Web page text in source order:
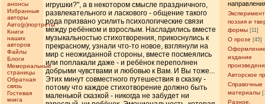
анонсы
Избранные
авторы
Авто(р)портреты
Книги
наших
авторов
Файлы
Блоги
Мемориальные
страницы
Обратная
связь
Гостевая
книга
поэзия и
формы [11]
О прозе [45]
издание
Авторское
Справочные
материалы
Разное,
игрушки?", а в некотором смысле праздничного,
развлекательного и ласкового - общение такого
рода призвано усилить психологические связи
между ребёнком и взрослым. Насладились вместе
музыкальностью стихотворения, прикоснулись к
прекрасному, узнали что-то новое, взглянули на
мир с неожиданной стороны, вместе посмеялись
или поплакали даже - и ребёнок переполнен
добрыми чувствами и любовью к Вам. И Вы тоже...
Этих минут совместного путешествия в сказку -
потому что каждое стихотворение должно быть
маленькой сказкой - никогда не забудет ни